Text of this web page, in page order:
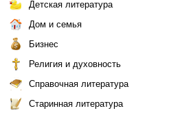
Детская литература
Дом и семья
Бизнес
Религия и духовность
Справочная литература
Старинная литература